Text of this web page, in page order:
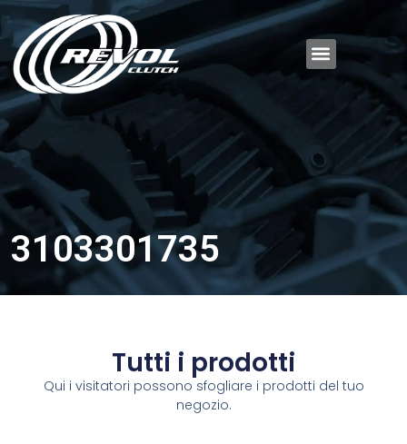
3103301735
Tutti i prodotti
Qui i visitatori possono sfogliare i prodotti del tuo
negozio.